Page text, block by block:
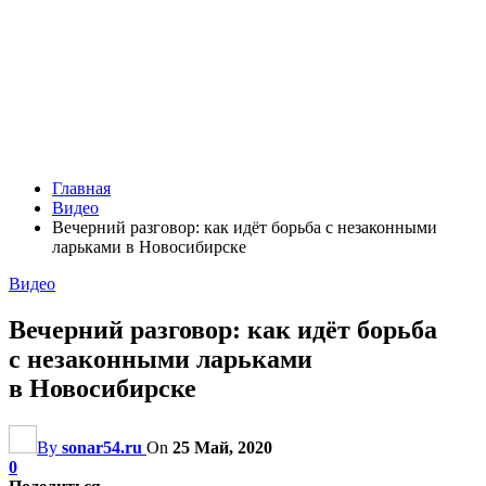
Главная
Видео
Вечерний разговор: как идёт борьба с незаконными
ларьками в Новосибирске
Видео
Вечерний разговор: как идёт борьба
с незаконными ларьками
в Новосибирске
By sonar54.ru On 25 Май, 2020
0